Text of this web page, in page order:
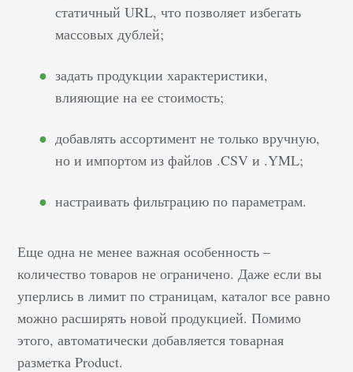
статичный URL, что позволяет избегать
массовых дублей;
задать продукции характеристики,
влияющие на ее стоимость;
добавлять ассортимент не только вручную,
но и импортом из файлов .CSV и .YML;
настраивать фильтрацию по параметрам.
Еще одна не менее важная особенность –
количество товаров не ограничено. Даже если вы
уперлись в лимит по страницам, каталог все равно
можно расширять новой продукцией. Помимо
этого, автоматически добавляется товарная
разметка Product.